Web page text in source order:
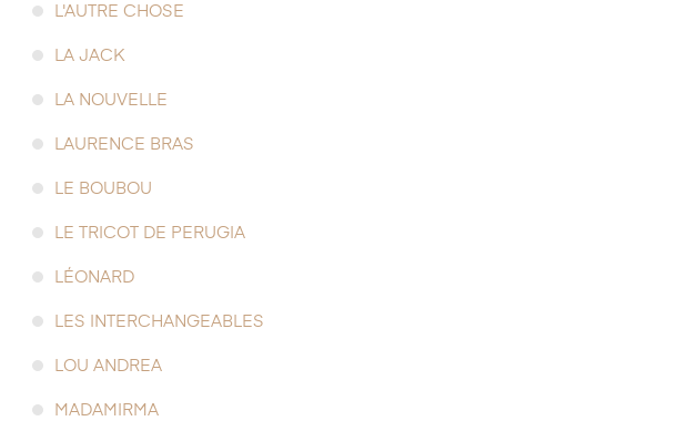
L'AUTRE CHOSE
LA JACK
LA NOUVELLE
LAURENCE BRAS
LE BOUBOU
LE TRICOT DE PERUGIA
LÉONARD
LES INTERCHANGEABLES
LOU ANDREA
MADAMIRMA